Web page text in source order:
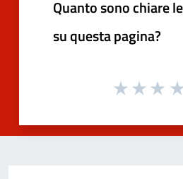
Quanto sono chiare
su questa pagina?